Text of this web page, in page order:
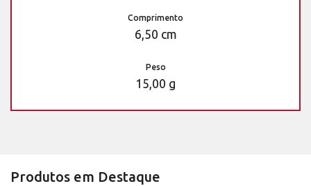
Comprimento
6,50 cm
Peso
15,00 g
Produtos em Destaque